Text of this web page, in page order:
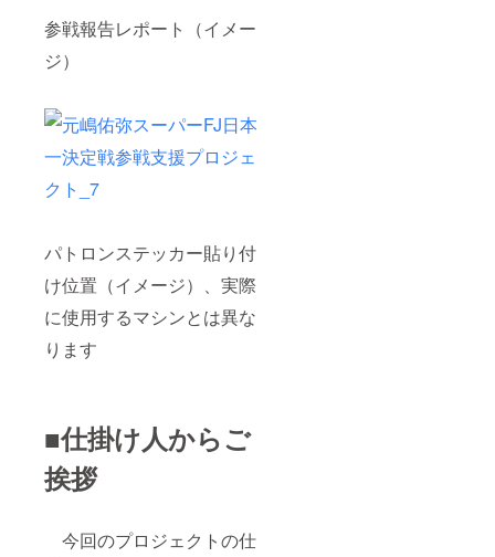
参戦報告レポート（イメー
ジ）
パトロンステッカー貼り付
け位置（イメージ）、実際
に使用するマシンとは異な
ります
■仕掛け人からご
挨拶
今回のプロジェクトの仕